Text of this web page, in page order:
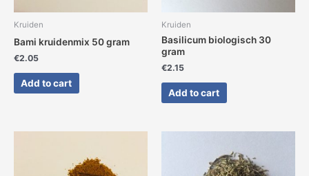
Kruiden
Bami kruidenmix 50 gram
€2.05
Add to cart
Kruiden
Basilicum biologisch 30
gram
€2.15
Add to cart